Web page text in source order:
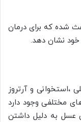
شده که برای درمان
خود نشان دهد.
و آرتروز
مختلفی وجود دارد
به دلیل داشتن